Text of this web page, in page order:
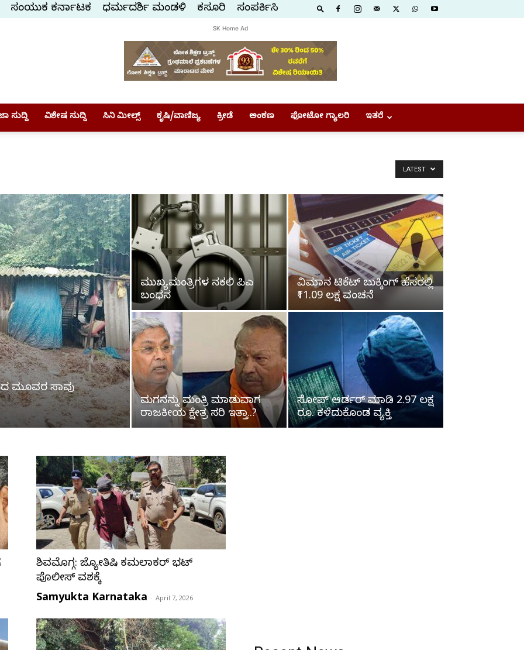
ಸಂಯುಕ್ತ ಕರ್ನಾಟಕ ಧರ್ಮದರ್ಶಿ ಮಂಡಳಿ ಕಸ್ತೂರಿ ಸಂಪರ್ಕಿಸಿ
SK Home Ad
ಸುದ್ದಿ ವಿಶೇಷ ಸುದ್ದಿ ಸಿನಿ ಮೀಲ್ಸ್ ಕೃಷಿ/ವಾಣಿಜ್ಯ ಕ್ರೀಡೆ ಅಂಕಣ ಫೋಟೋ ಗ್ಯಾಲರಿ ಇತರೆ
LATEST
ಮೂವರ ಸಾವು
ಮುಖ್ಯಮಂತ್ರಿಗಳ ನಕಲಿ ಪಿಎ
ಬಂಧನ
ವಿಮಾನ ಟಿಕೆಟ್ ಬುಕ್ಕಿಂಗ್ ಹೆಸರಲ್ಲಿ
₹11.09 ಲಕ್ಷ ವಂಚನೆ
ಮಗನನ್ನು ಮಂತ್ರಿ ಮಾಡುವಾಗ
ರಾಜಕೀಯ ಕ್ಷೇತ್ರ ಸರಿ ಇತ್ತಾ..?
ಸೋಪ್‌ ಆರ್ಡರ್‌ ಮಾಡಿ 2.97 ಲಕ್ಷ
ರೂ. ಕಳೆದುಕೊಂಡ ವ್ಯಕ್ತಿ
ಶಿವಮೊಗ್ಗ: ಜ್ಯೋತಿಷಿ ಕಮಲಾಕರ್ ಭಟ್
ಪೊಲೀಸ್ ವಶಕ್ಕೆ
Samyukta Karnataka - April 7, 2026